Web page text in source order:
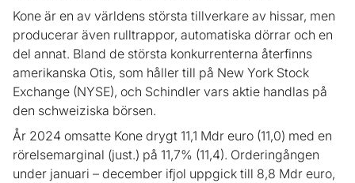
Kone är en av världens största tillverkare av hissar, men
producerar även rulltrappor, automatiska dörrar och en
del annat. Bland de största konkurrenterna återfinns
amerikanska Otis, som håller till på New York Stock
Exchange (NYSE), och Schindler vars aktie handlas på
den schweiziska börsen.
År 2024 omsatte Kone drygt 11,1 Mdr euro (11,0) med en
rörelsemarginal (just.) på 11,7% (11,4). Orderingången
under januari – december ifjol uppgick till 8,8 Mdr euro,